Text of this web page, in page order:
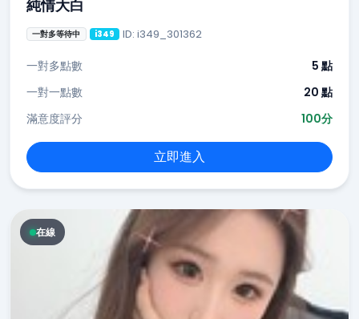
純情大白
一對多等待中 i349 ID: i349_301362
一對多點數
5 點
一對一點數
20 點
滿意度評分
100分
立即進入
在線